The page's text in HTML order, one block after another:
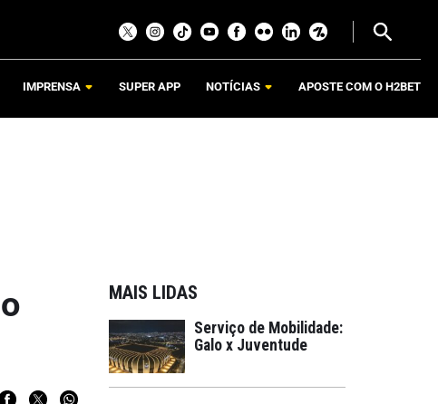
IMPRENSA SUPER APP NOTÍCIAS APOSTE COM O H2BET
MAIS LIDAS
Serviço de Mobilidade:
Galo x Juventude